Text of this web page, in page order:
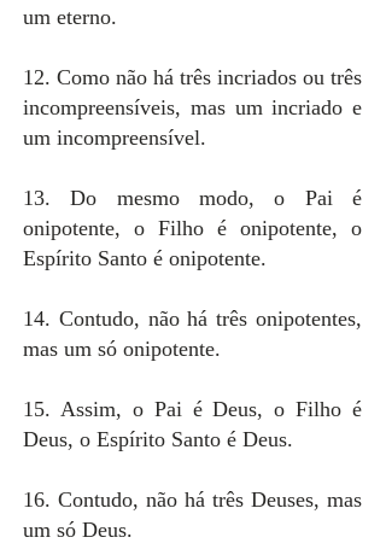
um eterno.
12. Como não há três incriados ou três
incompreensíveis, mas um incriado e
um incompreensível.
13. Do mesmo modo, o Pai é
onipotente, o Filho é onipotente, o
Espírito Santo é onipotente.
14. Contudo, não há três onipotentes,
mas um só onipotente.
15. Assim, o Pai é Deus, o Filho é
Deus, o Espírito Santo é Deus.
16. Contudo, não há três Deuses, mas
um só Deus.